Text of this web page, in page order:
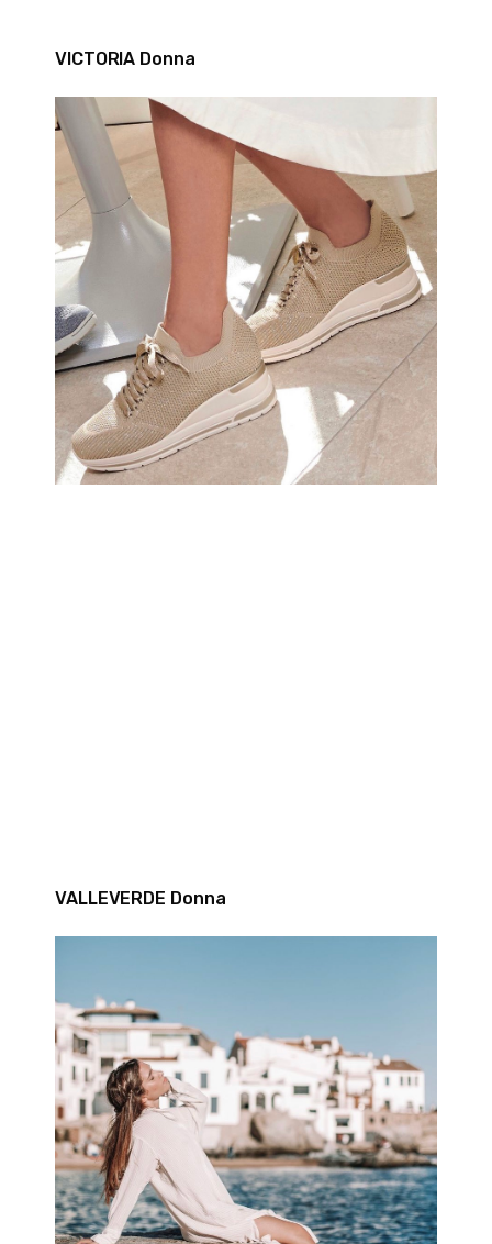
VICTORIA Donna
VALLEVERDE Donna